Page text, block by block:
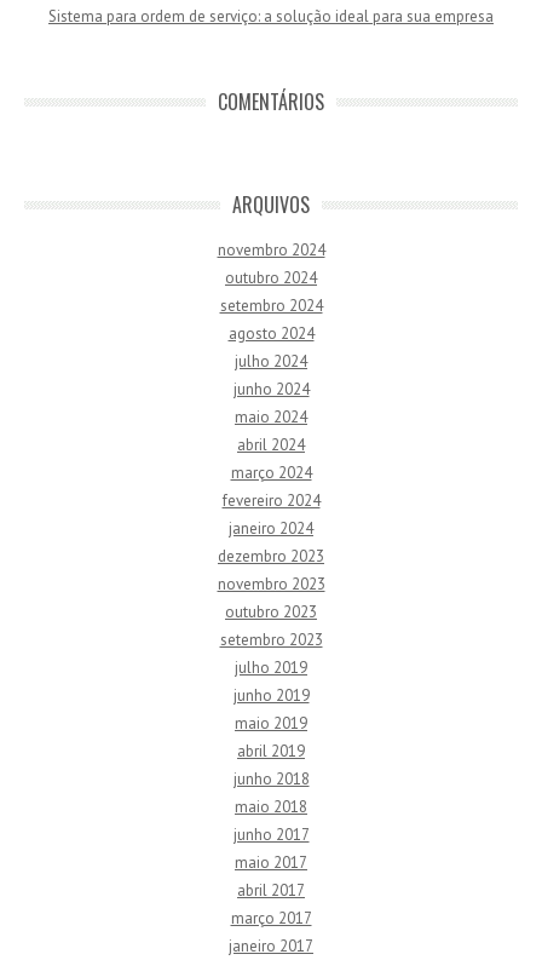
Sistema para ordem de serviço: a solução ideal para sua empresa
COMENTÁRIOS
ARQUIVOS
novembro 2024
outubro 2024
setembro 2024
agosto 2024
julho 2024
junho 2024
maio 2024
abril 2024
março 2024
fevereiro 2024
janeiro 2024
dezembro 2023
novembro 2023
outubro 2023
setembro 2023
julho 2019
junho 2019
maio 2019
abril 2019
junho 2018
maio 2018
junho 2017
maio 2017
abril 2017
março 2017
janeiro 2017